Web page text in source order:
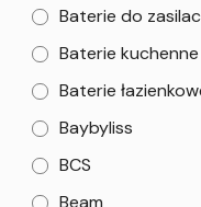
Baterie do
Baterie kuchenne
Baterie
Baybyliss
BCS
Beam